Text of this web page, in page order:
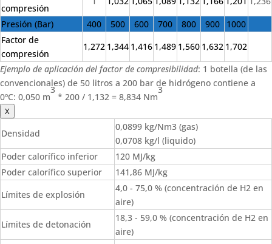
compresión
Presión (Bar)
400 500 600 700 800 900
1000
Factor de
compresión
1,272 1,344 1,416 1,489 1,560 1,632 1,702
Ejemplo de aplicación del factor de compresibilidad: 1 botella (de las
convencionales) de 50 litros a 200 bar de hidrógeno contiene a
0ºC: 0,050 m
3
* 200 / 1,132 = 8,834 Nm
3
X
Densidad
0,0899 kg/Nm3 (gas)
0,0708 kg/l (liquido)
Poder calorífico inferior
120 MJ/kg
Poder calorífico superior
141,86 MJ/kg
Límites de explosión
4,0 - 75,0 % (concentración de H2 en
aire)
Límites de detonación
18,3 - 59,0 % (concentración de H2 en
aire)